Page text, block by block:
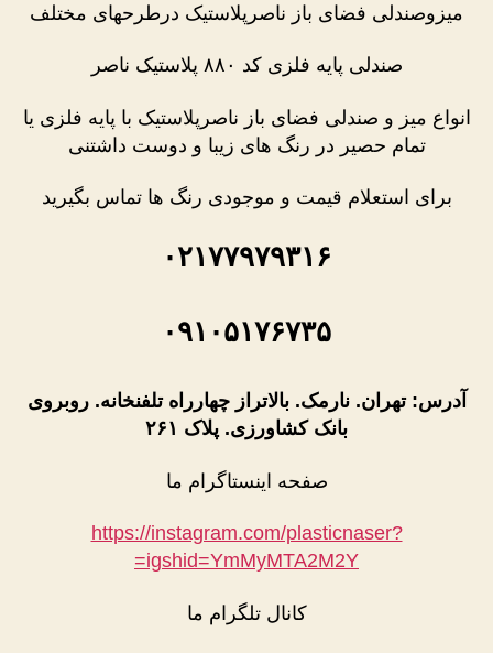
میزوصندلی فضای باز ناصرپلاستیک درطرحهای مختلف
صندلی پایه فلزی کد ۸۸۰ پلاستیک ناصر
انواع میز و صندلی فضای باز ناصرپلاستیک با پایه فلزی یا
تمام حصیر در رنگ های زیبا و دوست داشتنی
برای استعلام قیمت و موجودی رنگ ها تماس بگیرید
۰۲۱۷۷۹۷۹۳۱۶
۰۹۱۰۵۱۷۶۷۳۵
آدرس: تهران. نارمک. بالاتراز چهارراه تلفنخانه. روبروی
بانک کشاورزی. پلاک ۲۶۱
صفحه اینستاگرام ما
https://instagram.com/plasticnaser?
igshid=YmMyMTA2M2Y=
کانال تلگرام ما